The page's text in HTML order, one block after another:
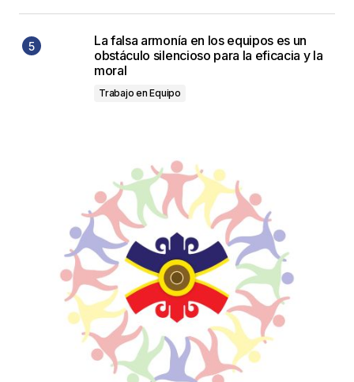
La falsa armonía en los equipos es un
obstáculo silencioso para la eficacia y la
moral
Trabajo en Equipo